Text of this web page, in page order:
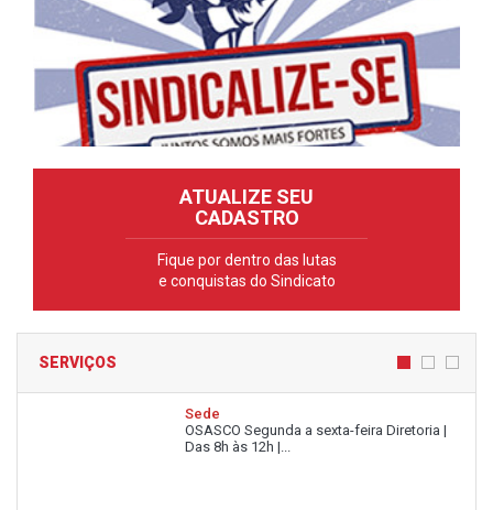
ATUALIZE SEU
CADASTRO
Fique por dentro das lutas
e conquistas do Sindicato
SERVIÇOS
Sede
OSASCO Segunda a sexta-feira Diretoria |
Das 8h às 12h |...